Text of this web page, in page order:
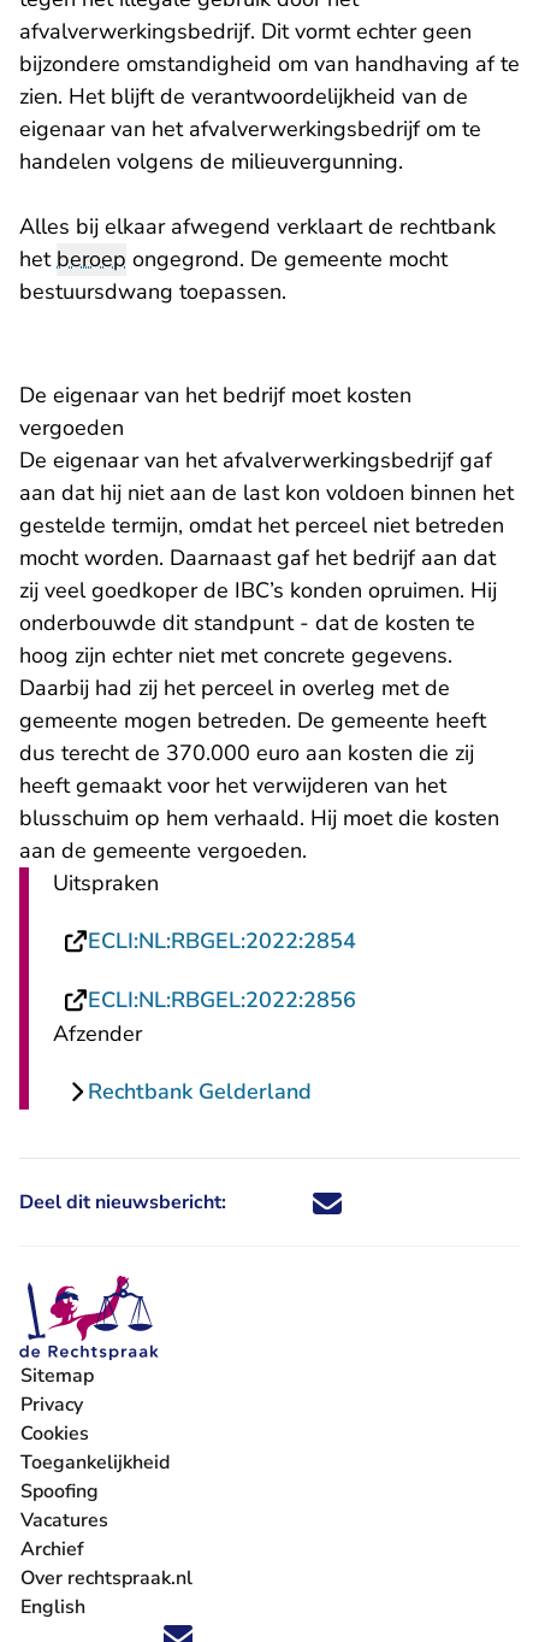
afvalverwerkingsbedrijf. Dit vormt echter geen
bijzondere omstandigheid om van handhaving af te
zien. Het blijft de verantwoordelijkheid van de
eigenaar van het afvalverwerkingsbedrijf om te
handelen volgens de milieuvergunning.
Alles bij elkaar afwegend verklaart de rechtbank
hetberoep ongegrond. De gemeente mocht
bestuursdwang toepassen.
De eigenaar van het bedrijf moet kosten
vergoeden
De eigenaar van het afvalverwerkingsbedrijf gaf
aan dat hij niet aan de last kon voldoen binnen het
gestelde termijn, omdat het perceel niet betreden
mocht worden. Daarnaast gaf het bedrijf aan dat
zij veel goedkoper de IBC’s konden opruimen. Hij
onderbouwde dit standpunt - dat de kosten te
hoog zijn echter niet met concrete gegevens.
Daarbij had zij het perceel in overleg met de
gemeente mogen betreden. De gemeente heeft
dus terecht de 370.000 euro aan kosten die zij
heeft gemaakt voor het verwijderen van het
blusschuim op hem verhaald. Hij moet die kosten
aan de gemeente vergoeden.
Uitspraken
ECLI:NL:RBGEL:2022:2854- U verlaat
ECLI:NL:RBGEL:2022:2856
Afzender
Rechtbank Gelderland
Deel dit nieuwsbericht: Deel dit nieuwsbericht via X -
Deel dit nieuwsbericht via
Deel dit nieuwsbericht
Deel dit
Volg ons op X (Twitter) - U verlaat Rechtspraak.nl
Volg ons op Facebook - U verlaat Rechtspraak.nl
Volg ons op Instagram - U verlaat Rechtspraak.nl
Volg ons op Youtube - U verlaat Rechtspraak.nl
Volg ons op LinkedIn - U verlaat
'Blijf op de hoogte' nieuwsbrief - U verlaat
Sitemap
Privacy
Cookies
Toegankelijkheid
Spoofing
Vacatures
- U verlaat Rechtspraak.nl
Archief
Over rechtspraak.nl
English